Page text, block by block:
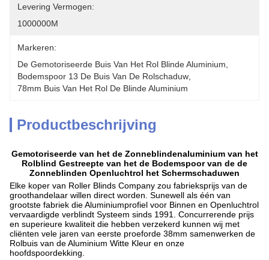
Levering Vermogen:
1000000M
Markeren:
De Gemotoriseerde Buis Van Het Rol Blinde Aluminium
Bodemspoor 13 De Buis Van De Rolschaduw
78mm Buis Van Het Rol De Blinde Aluminium
Productbeschrijving
Gemotoriseerde van het de Zonneblindenaluminium van het
Rolblind Gestreepte van het de Bodemspoor van de de
Zonneblinden Openluchtrol het Schermschaduwen
Elke koper van Roller Blinds Company zou fabrieksprijs van de
groothandelaar willen direct worden. Sunewell als één van
grootste fabriek die Aluminiumprofiel voor Binnen en Openluchtrol
vervaardigde verblindt Systeem sinds 1991. Concurrerende prijs
en superieure kwaliteit die hebben verzekerd kunnen wij met
cliënten vele jaren van eerste proeforde 38mm samenwerken de
Rolbuis van de Aluminium Witte Kleur en onze
hoofdspoordekking.